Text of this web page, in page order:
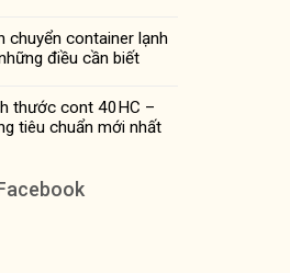
chuyển container lạnh
điều cần biết
thước cont 40HC –
tiêu chuẩn mới nhất